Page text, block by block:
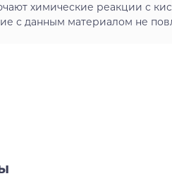
химические реакции с
с данным материалом не